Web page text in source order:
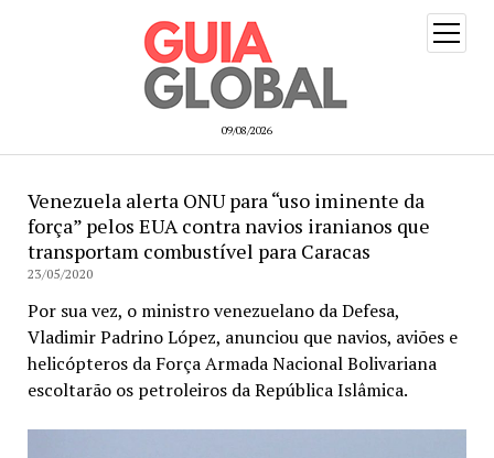
09/08/2026
open
menu
Venezuela alerta ONU para “uso iminente da
força” pelos EUA contra navios iranianos que
transportam combustível para Caracas
23/05/2020
Por sua vez, o ministro venezuelano da Defesa,
Vladimir Padrino López, anunciou que navios, aviões e
helicópteros da Força Armada Nacional Bolivariana
escoltarão os petroleiros da República Islâmica.